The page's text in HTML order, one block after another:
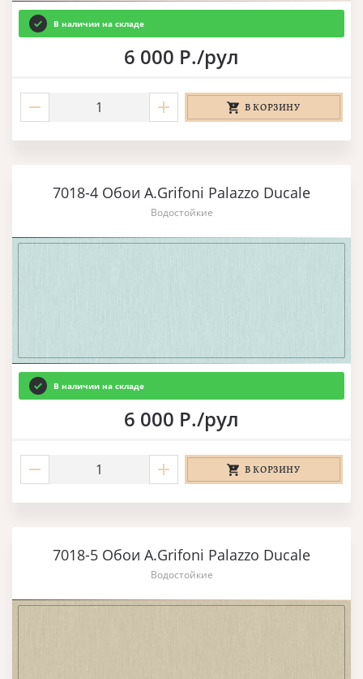
В наличии на складе
6 000 Р./рул
В КОРЗИНУ
7018-4 Обои A.Grifoni Palazzo Ducale
Водостойкие
В наличии на складе
6 000 Р./рул
В КОРЗИНУ
7018-5 Обои A.Grifoni Palazzo Ducale
Водостойкие